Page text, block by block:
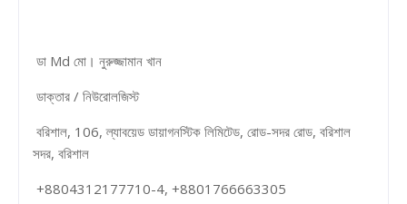
ডা Md মো। নুরুজ্জামান খান
ডাক্তার / নিউরোলজিস্ট
বরিশাল, 106, ল্যাবয়েড ডায়াগনস্টিক লিমিটেড, রোড-সদর রোড, বরিশাল
সদর, বরিশাল
+8804312177710-4, +8801766663305